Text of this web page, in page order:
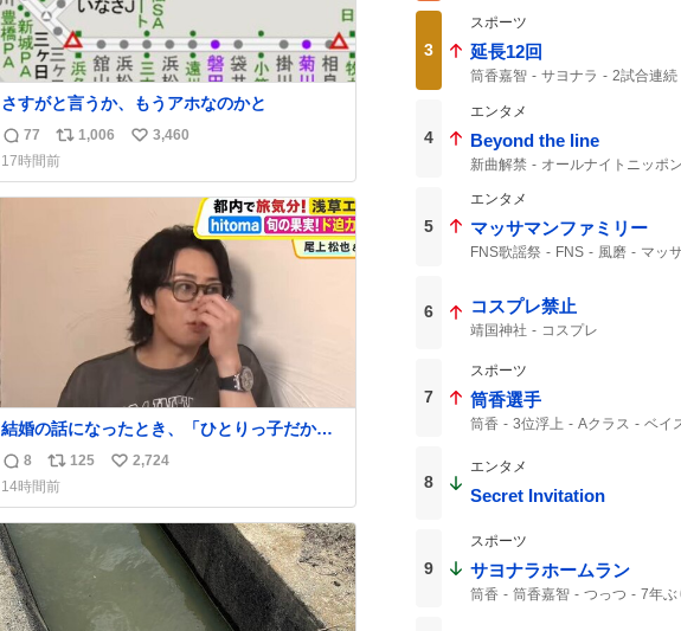
さすがと言うか、もうアホなのかと
返
信
数
77
リ
ポ
ス
1,006
い
ね
3,460
17時間前
結婚の話になったとき、「ひとりっ子だから
僕が諦めた瞬間に一族が潰える」「死ぬとき1
人とか嫌」だから結婚願望は"ある"って答え
たものの、結局「（結婚は）向いてねぇのか
もしれない」で締める北山くん、きっといろ
いろ考えて言葉を選んで、まるく収めてくれ
たんだなと思った
返
信
数
8
リ
ポ
ス
125
い
ね
数
2,724
14時間前
3
スポーツ
延長12回
筒香嘉智 サヨナラ 2試合連続
4
エンタメ
Beyond the line
新曲解禁
オールナイトニッポン
5
エンタメ
マッサマンファミリー
FNS歌謡祭 FNS 風磨
マッ
6 コスプレ禁止
靖国神社 コスプレ
7
スポーツ
筒香選手
筒香 3位浮上 Aクラス
ベイ
8
エンタメ
Secret Invitation
9
スポーツ
サヨナラホームラン
筒香 筒香嘉智 つっつ 7年ぶ